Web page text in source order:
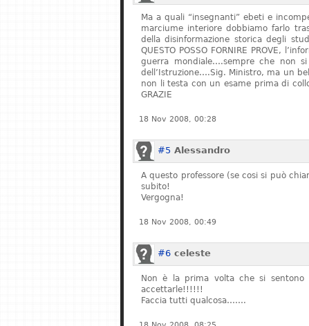
Ma a quali “insegnanti” ebeti e
marciume interiore dobbiamo farlo
della disinformazione storica degli
QUESTO POSSO FORNIRE PROVE,
guerra mondiale….sempre che non
dell’Istruzione….Sig. Ministro, ma un
non li testa con un esame prima di
GRAZIE
18 Nov 2008, 00:28
#5 Alessandro
A questo professore (se cosi si può
subito!
Vergogna!
18 Nov 2008, 00:49
#6 celeste
Non è la prima volta che si sentono
accettarle!!!!!!
Faccia tutti qualcosa…….